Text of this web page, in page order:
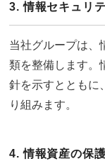
3. 情報セキュリ
当社グループは、
類を整備します。
針を示すとともに
り組みます。
4. 情報資産の保護